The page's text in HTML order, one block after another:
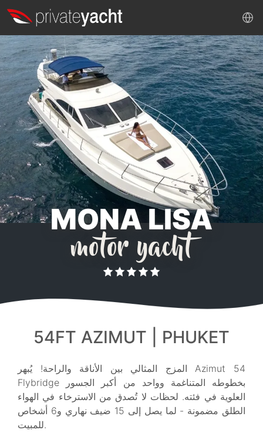
MONA LISA
motor yacht
54FT AZIMUT | PHUKET
المزج المثالي بين الأناقة والراحة! يُبهر Azimut 54
Flybridge بخطوطه المتناغمة وواحد من أكبر الجسور
العلوية في فئته. لحظات لا تُصدق من الاسترخاء في الهواء
الطلق مضمونة - لما يصل إلى 15 ضيف نهاري و6 أشخاص
للمبيت.